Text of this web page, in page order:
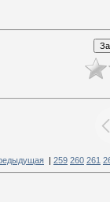
259 260 261